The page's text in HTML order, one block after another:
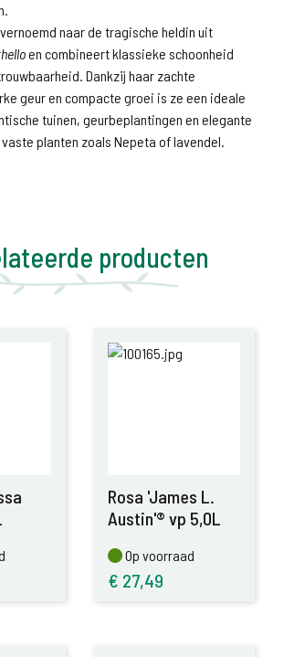
naar de tragische heldin uit
en combineert klassieke schoonheid
Dankzij haar zachte
geur en compacte groei is ze een ideale
tuinen, geurbeplantingen en elegante
planten zoals Nepeta of lavendel.
producten
Rosa 'James L.
Austin'® vp 5,0L
Op voorraad
Op voorraad
€ 27,49